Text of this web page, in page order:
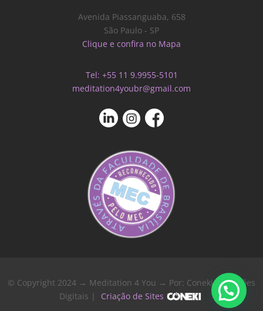
Avenida Piassanguaba, 658
São Paulo - SP
Clique e confira no Mapa
Tel: +55 11 9.9955-5101
meditation4youbr@gmail.com
© Copyright 2024 → Meditation 4 You → Por: Coneki - Soluções
Digitais |
Criação de Sites